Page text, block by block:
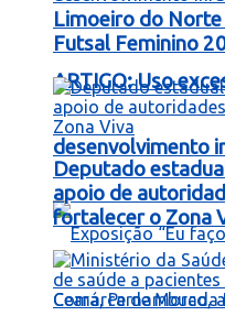
ARTIGO: Uso
desenvolvimento
Limoeiro do Norte
Futsal Feminino
Deputado
apoio de
fortalecer o Zona